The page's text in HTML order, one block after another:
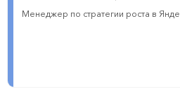
Менеджер по стратегии роста в